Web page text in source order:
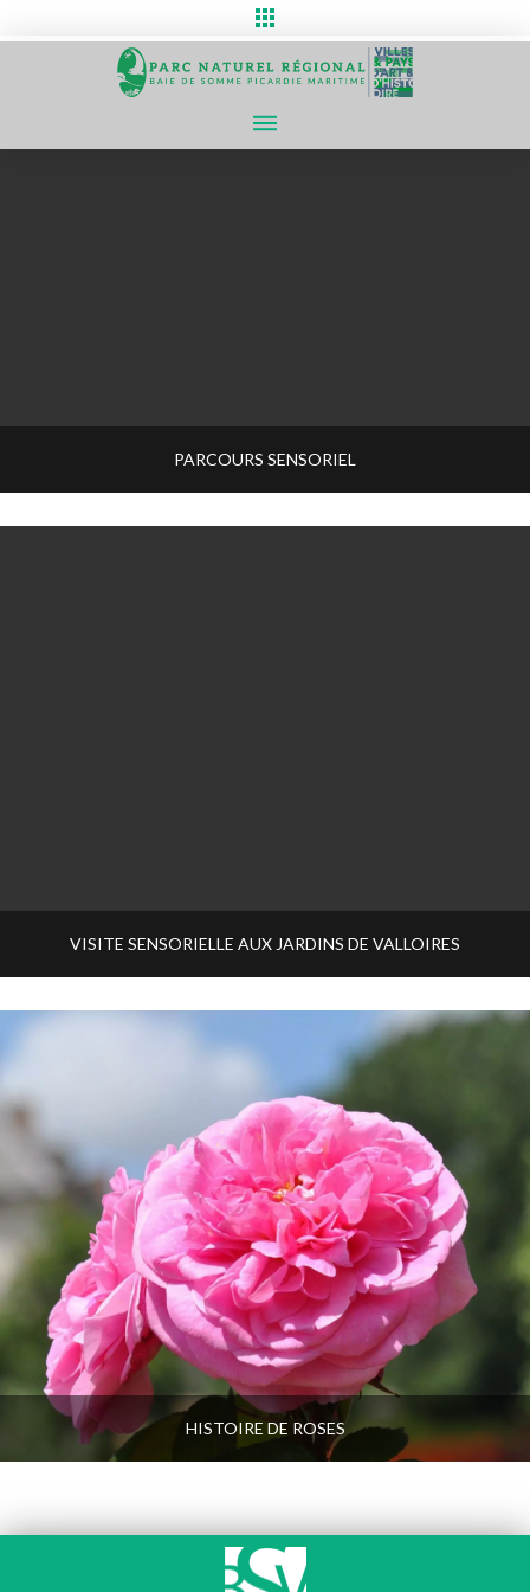
PARCOURS SENSORIEL
VISITE SENSORIELLE AUX JARDINS DE VALLOIRES
HISTOIRE DE ROSES